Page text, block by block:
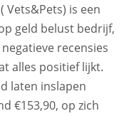
Vets&Pets) is een
geld belust bedrijf,
recensies
alles positief lijkt.
laten inslapen
€153,90, op zich